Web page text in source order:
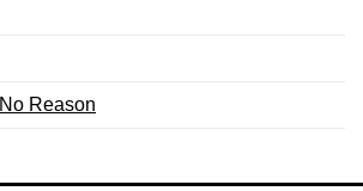
No Reason